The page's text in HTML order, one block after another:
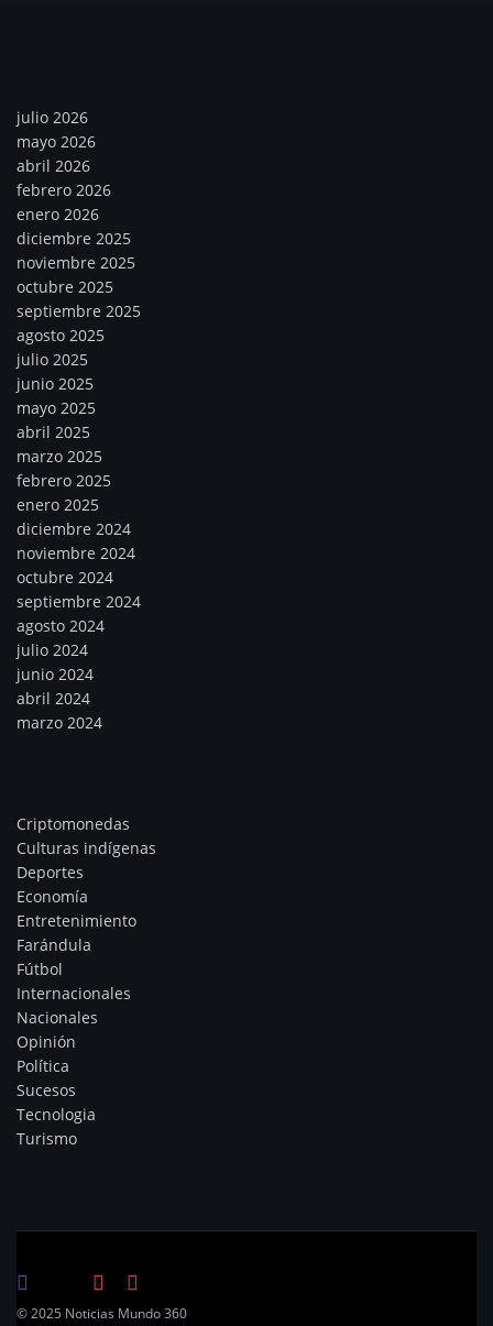
julio 2026
mayo 2026
abril 2026
febrero 2026
enero 2026
diciembre 2025
noviembre 2025
octubre 2025
septiembre 2025
agosto 2025
julio 2025
junio 2025
mayo 2025
abril 2025
marzo 2025
febrero 2025
enero 2025
diciembre 2024
noviembre 2024
octubre 2024
septiembre 2024
agosto 2024
julio 2024
junio 2024
abril 2024
marzo 2024
Criptomonedas
Culturas indígenas
Deportes
Economía
Entretenimiento
Farándula
Fútbol
Internacionales
Nacionales
Opinión
Política
Sucesos
Tecnologia
Turismo
© 2025 Noticias Mundo 360